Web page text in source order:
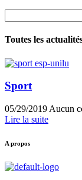
Toutes les
Sport
05/29/2019 Aucun
Lire la suite
A propos